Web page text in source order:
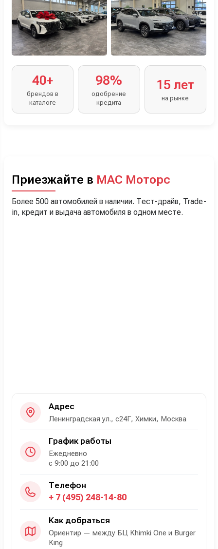
40+
брендов в
каталоге
98%
одобрение
кредита
15 лет
на рынке
Приезжайте в МАС Моторс
Более 500 автомобилей в наличии. Тест-драйв, Trade-
in, кредит и выдача автомобиля в одном месте.
Адрес
Ленинградская ул., с24Г, Химки, Москва
График работы
Ежедневно
с 9:00 до 21:00
Телефон
+ 7 (495) 248-14-80
Как добраться
Ориентир — между БЦ Khimki One и Burger
King